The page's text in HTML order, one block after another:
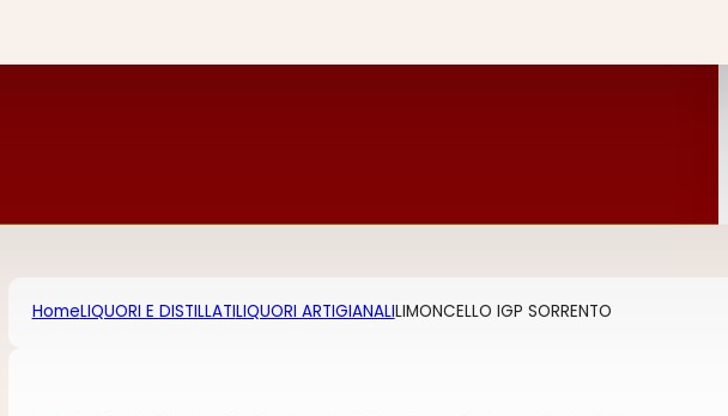
HomeLIQUORI E DISTILLATILIQUORI ARTIGIANALILIMONCELLO IGP SORRENTO